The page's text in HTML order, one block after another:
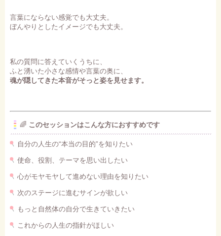
言葉にならない感覚でも大丈夫。
ぼんやりとしたイメージでも大丈夫。
私の質問に答えていくうちに、
ふと湧いた小さな感情や言葉の奥に、
魂が隠してきた本音がそっと姿を見せます。
🌈 このセッションはこんな方におすすめです
自分の人生の“本当の目的”を知りたい
使命、役割、テーマを思い出したい
心がモヤモヤして進めない理由を知りたい
次のステージに進むサインが欲しい
もっと自然体の自分で生きていきたい
これからの人生の指針がほしい